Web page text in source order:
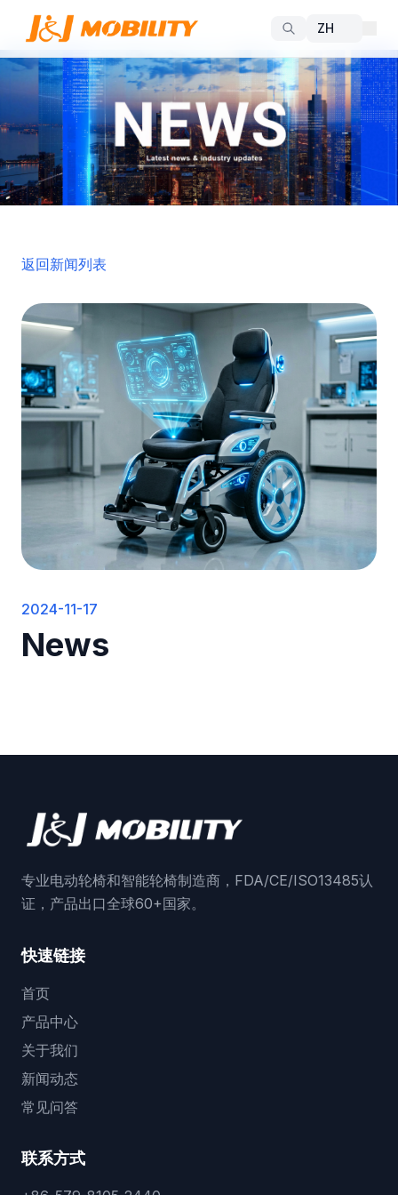
返回新闻列表
2024-11-17
News
专业电动轮椅和智能轮椅制造商，FDA/CE/ISO13485认
证，产品出口全球60+国家。
快速链接
首页
产品中心
关于我们
新闻动态
常见问答
联系方式